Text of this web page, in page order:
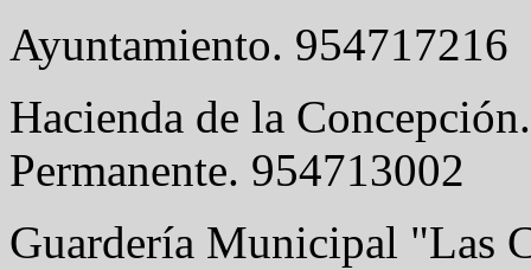
Ayuntamiento. 954717216
Hacienda de la
Permanente. 954713002
Guardería Municipal "Las